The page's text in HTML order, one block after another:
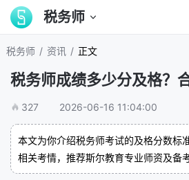
税务师
税务师 / 资讯 / 正文
税务师成绩多少分及格？
327 2026-06-16 11:04:00
本文为你介绍税务师考试的及格分数标
相关考情，推荐斯尔教育专业师资及备